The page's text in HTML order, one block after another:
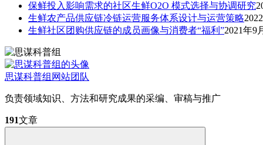
保鲜投入影响需求的社区生鲜O2O 模式选择与协调研究
生鲜农产品供应链冷链运营服务体系设计与运营策略
生鲜社区团购供应链的成员画像与消费者“福利”2021年9
思谋科普组 网站团队
负责领域知识、方法和研究成果的采编、审稿与推广
191文章